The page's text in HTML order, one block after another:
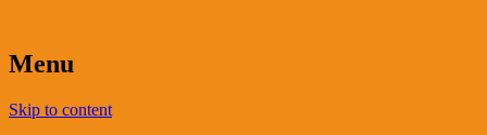
Menu
Skip to content